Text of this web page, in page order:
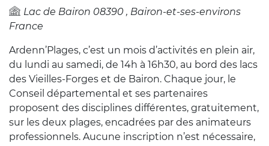
Lac de Bairon 08390
Bairon-et-ses-environs
France
Ardenn’Plages, c’est un mois d’activités en plein air,
du lundi au samedi, de 14h à 16h30, au bord des lacs
des Vieilles-Forges et de Bairon. Chaque jour, le
Conseil départemental et ses partenaires
proposent des disciplines différentes, gratuitement,
sur les deux plages, encadrées par des animateurs
professionnels. Aucune inscription n’est nécessaire,